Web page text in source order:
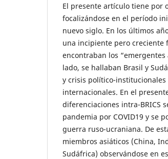
El presente artículo tiene por
focalizándose en el período
nuevo siglo. En los últimos
una incipiente pero creciente
encontraban los “emergentes
lado, se hallaban Brasil y
y crisis político-
internacionales. En el
diferenciaciones intra-BRICS
pandemia por COVID19 y se
guerra ruso-ucraniana. De
miembros asiáticos (China,
Sudáfrica) observándose en